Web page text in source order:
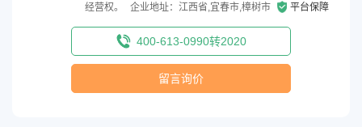
经营权。
企业地址：江西省,宜春市,樟树市 平台保障
400-613-0990转2020
留言询价